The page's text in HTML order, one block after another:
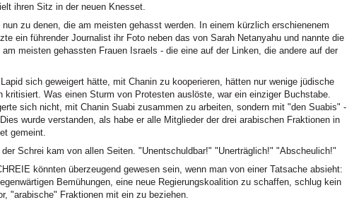
ihren Sitz in der neuen Knesset.
nun zu denen, die am meisten gehasst werden. In einem kürzlich erschienenem
ein führender Journalist ihr Foto neben das von Sarah Netanyahu und nannte die
am meisten gehassten Frauen Israels - die eine auf der Linken, die andere auf der
sich geweigert hätte, mit Chanin zu kooperieren, hätten nur wenige jüdische
kritisiert. Was einen Sturm von Protesten auslöste, war ein einziger Buchstabe.
sich nicht, mit Chanin Suabi zusammen zu arbeiten, sondern mit "den Suabis" -
wurde verstanden, als habe er alle Mitglieder der drei arabischen Fraktionen in
gemeint.
Schrei kam von allen Seiten. "Unentschuldbar!" "Unerträglich!" "Abscheulich!"
könnten überzeugend gewesen sein, wenn man von einer Tatsache absieht:
Bemühungen, eine neue Regierungskoalition zu schaffen, schlug kein
"arabische" Fraktionen mit ein zu beziehen.